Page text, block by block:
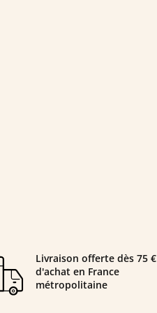
Livraison offerte dès 75 €
d'achat en France
métropolitaine